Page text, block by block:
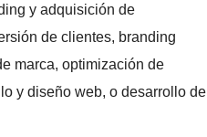
y adquisición de
de clientes, branding
marca, optimización de
y diseño web, o desarrollo de